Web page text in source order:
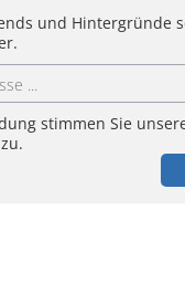
und Hintergründe
stimmen Sie
zu.